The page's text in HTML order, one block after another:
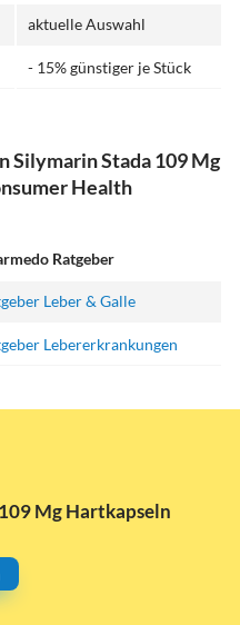
aktuelle Auswahl
- 15% günstiger je Stück
Silymarin Stada 109 Mg
Health
Ratgeber
Leber & Galle
Lebererkrankungen
Mg Hartkapseln